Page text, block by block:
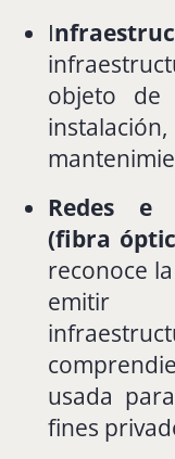
I
objeto de
Redes e
(fibra
reconoce la
emitir
usada para
fines